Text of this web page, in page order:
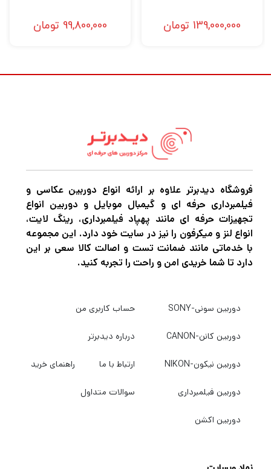
فیلمبرداری را تجربه کنید نیاز به دوربین‌های
فیلمبرداری، پهپاد فیلمبرداری، گیمبال
139,000,000 تومان 99,800,000 تومان
فروشگاه دیدبرتر علاوه بر ارائه انواع دوربین عکاسی و
فیلمبرداری حرفه ای و گیمبال موبایل و دوربین انواع
تجهیزات حرفه ای مانند پهپاد فیلمبرداری، رینگ لایت،
انواع لنز و میکرفون را نیز در سایت خود دارد. این مجموعه
با خدماتی مانند ضمانت تست و اصالت کالا سعی بر این
دارد تا شما خریدی امن و راحت را تجربه کنید.
دوربین سونی-SONY
دوربین کانن-CANON
دوربین نیکون-NIKON
دوربین فیلمبرداری
دوربین اکشن
حساب کاربری من
درباره دیدبرتر
ارتباط با ما راهنمای خرید
سوالات متداول